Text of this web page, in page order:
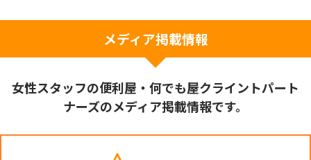
メディア掲載情報
女性スタッフの便利屋・何でも屋クライントパート
ナーズのメディア掲載情報です。